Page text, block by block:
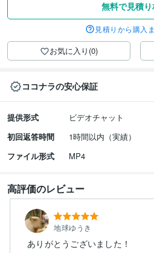
無料で見積
見積りから購入
お気に入り(0)
ココナラの安心保証
提供形式
ビデオチャット
初回返答時間
1時間以内（実績）
ファイル形式
MP4
高評価のレビュー
地球ゆうき
ありがとうございました！